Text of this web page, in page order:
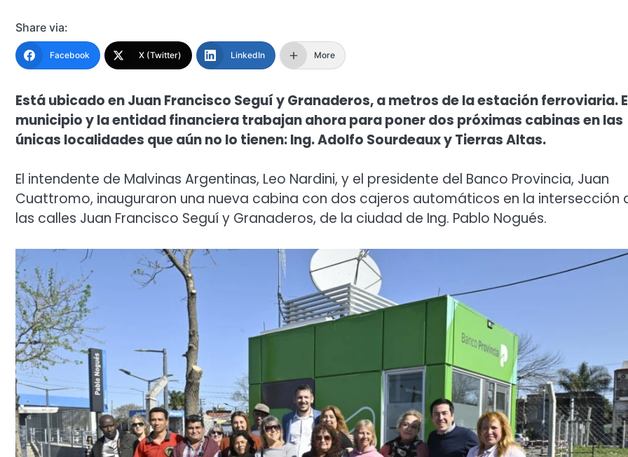
Share via:
Facebook X (Twitter) LinkedIn More
Está ubicado en Juan Francisco Seguí y Granaderos, a metros de la estación ferroviaria.
municipio y la entidad financiera trabajan ahora para poner dos próximas cabinas en las
únicas localidades que aún no lo tienen: Ing. Adolfo Sourdeaux y Tierras Altas.
El intendente de Malvinas Argentinas, Leo Nardini, y el presidente del Banco Provincia, Juan
Cuattromo, inauguraron una nueva cabina con dos cajeros automáticos en la intersección
las calles Juan Francisco Seguí y Granaderos, de la ciudad de Ing. Pablo Nogués.